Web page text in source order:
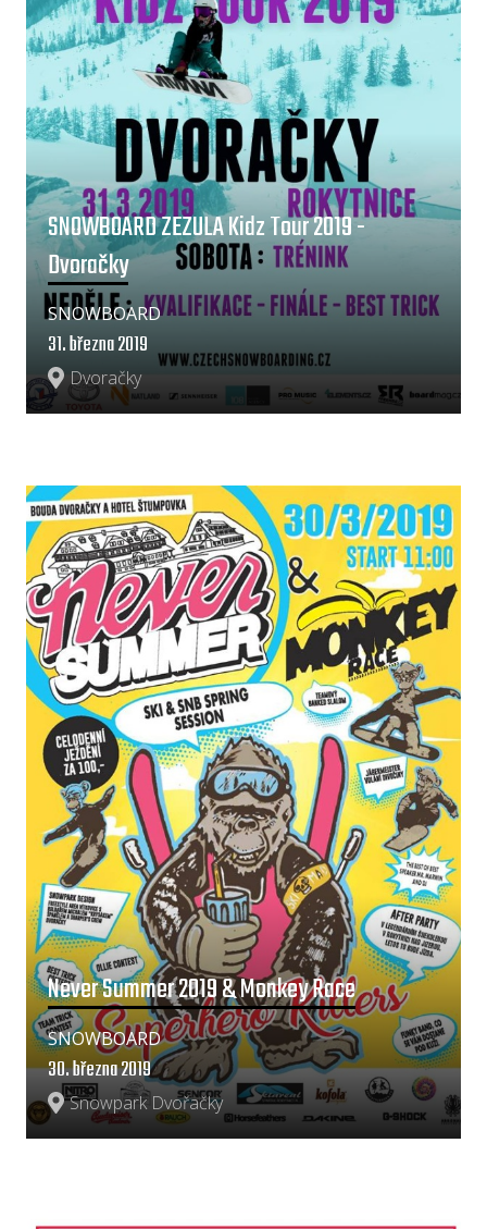
SNOWBOARD ZEZULA Kidz Tour 2019 -
Dvoračky
Dvoračky
31. března 2019
SNOWBOARD
Never Summer 2019 & Monkey Race
Snowpark Dvořačky
30. března 2019
SNOWBOARD